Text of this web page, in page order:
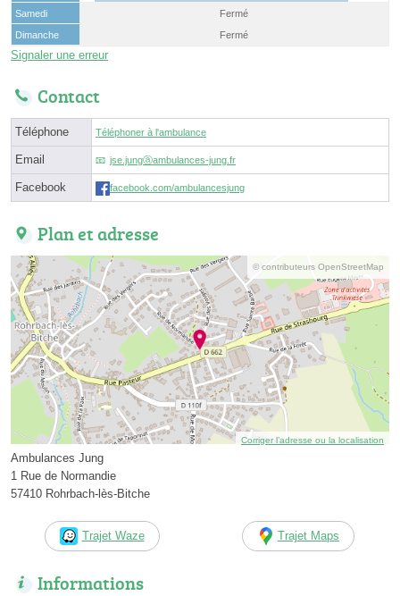
Samedi
Fermé
Dimanche
Fermé
Signaler une erreur
Contact
Téléphone Téléphoner à l'ambulance
Email jse.jungⓐambulances-jung.fr
Facebook facebook.com/ambulancesjung
Plan et adresse
© contributeurs OpenStreetMap
Corriger l’adresse ou la localisation
Ambulances Jung
1 Rue de Normandie
57410 Rohrbach-lès-Bitche
Trajet Waze Trajet Maps
Informations